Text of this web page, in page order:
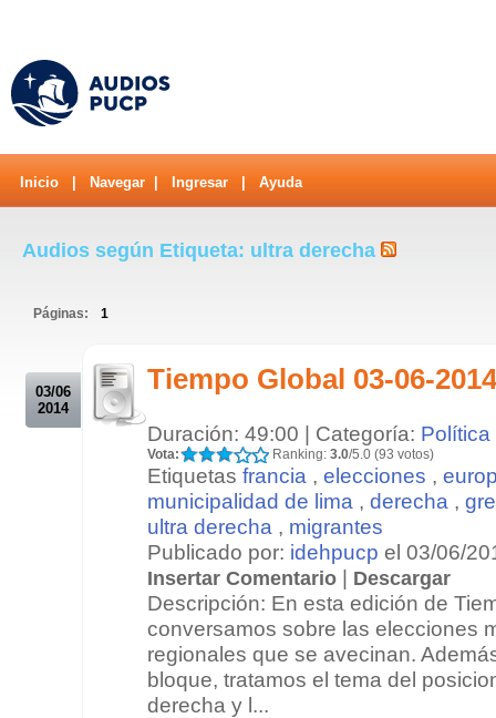
Inicio Navegar Ingresar Ayuda
Audios según Etiqueta: ultra derecha
Páginas: 1
03/06
2014
Tiempo Global 03-06-2014
Duración: 49:00 | Categoría: Política
Vota: Ranking: 3.0/5.0 (93 votos)
Etiquetas francia , elecciones ,
municipalidad de lima , derecha ,
ultra derecha , migrantes
Publicado por: idehpucp el 03/06/
Insertar Comentario | Descargar
Descripción: En esta edición de
conversamos sobre las elecciones
regionales que se avecinan.
bloque, tratamos el tema del
derecha y l...